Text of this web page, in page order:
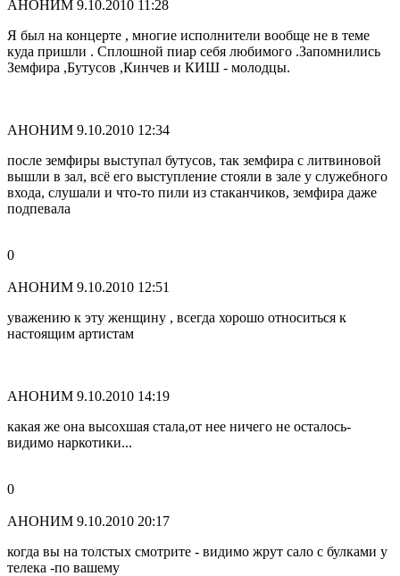
АНОНИМ 9.10.2010 11:28
Я был на концерте , многие исполнители вообще не в теме
куда пришли . Сплошной пиар себя любимого .Запомнились
Земфира ,Бутусов ,Кинчев и КИШ - молодцы.
АНОНИМ 9.10.2010 12:34
после земфиры выступал бутусов, так земфира с литвиновой
вышли в зал, всё его выступление стояли в зале у служебного
входа, слушали и что-то пили из стаканчиков, земфира даже
подпевала
0
АНОНИМ 9.10.2010 12:51
уважению к эту женщину , всегда хорошо относиться к
настоящим артистам
АНОНИМ 9.10.2010 14:19
какая же она высохшая стала,от нее ничего не осталось-
видимо наркотики...
0
АНОНИМ 9.10.2010 20:17
когда вы на толстых смотрите - видимо жрут сало с булками у
телека -по вашему